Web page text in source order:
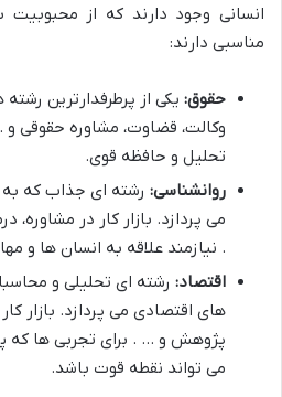
انسانی وجود دارند که از محبوبیت
مناسبی دارند:
حقوق: یکی از پرطرفدارترین رشته
وکالت، قضاوت، مشاوره حقوقی و
تحلیل و حافظه قوی.
روانشناسی: رشته ای جذاب که به
می پردازد. بازار کار در
. نیازمند علاقه به انسان ها و
اقتصاد: رشته ای تحلیلی و
های اقتصادی می پردازد. بازار
پژوهش و … . برای تجربی ها که
می تواند نقطه قوت باشد.